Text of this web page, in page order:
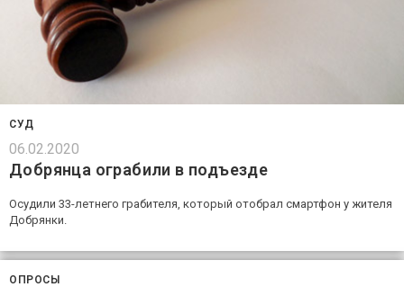
СУД
06.02.2020
Добрянца ограбили в подъезде
Осудили 33-летнего грабителя, который отобрал смартфон у жителя
Добрянки.
ОПРОСЫ